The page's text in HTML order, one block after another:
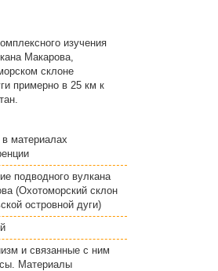
изучения
Макарова,
склоне
примерно в 25 км к
в материалах
подводного вулкана
(Охотоморский склон
островной дуги)
и связанные с ним
Материалы